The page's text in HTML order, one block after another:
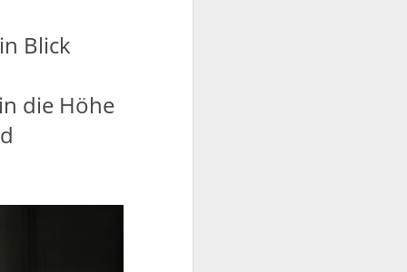
Blick
die Höhe